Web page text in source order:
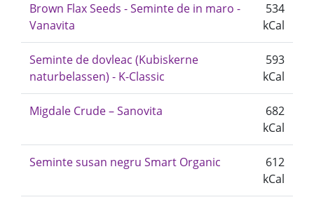
Brown Flax Seeds - Seminte de in maro -
Vanavita
534
kCal
Seminte de dovleac (Kubiskerne
naturbelassen) - K-Classic
593
kCal
Migdale Crude – Sanovita
682
kCal
Seminte susan negru Smart Organic
612
kCal